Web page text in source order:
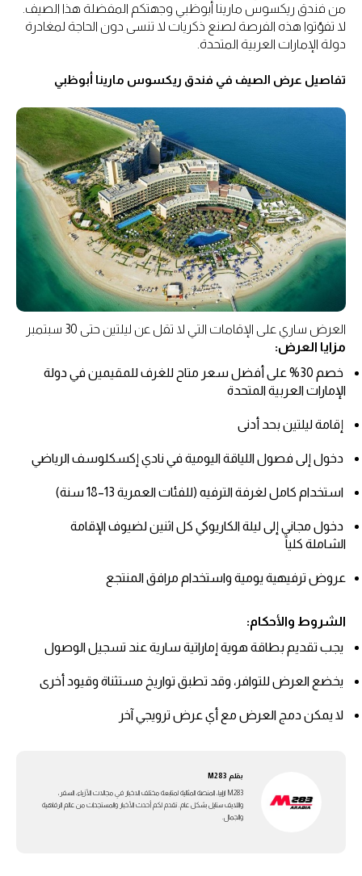
من فندق ريكسوس مارينا أبوظبي وجهتكم المفضلة هذا الصيف.
لا تفوّتوا هذه الفرصة لصنع ذكريات لا تنسى دون الحاجة لمغادرة
دولة الإمارات العربية المتحدة.
تفاصيل عرض الصيف في فندق ريكسوس مارينا أبوظبي
العرض ساري على الإقامات التي لا تقل عن ليلتين حتى 30 سبتمبر
مزايا العرض:
خصم 30% على أفضل سعر متاح للغرف للمقيمين في دولة
الإمارات العربية المتحدة
إقامة ليلتين بحد أدنى
دخول إلى فصول اللياقة اليومية في نادي إكسكلوسف الرياضي
استخدام كامل لغرفة الترفيه (للفئات العمرية 13–18 سنة)
دخول مجاني إلى ليلة الكاريوكي كل اثنين لضيوف الإقامة
الشاملة كلياً
عروض ترفيهية يومية واستخدام مرافق المنتجع
الشروط والأحكام:
يجب تقديم بطاقة هوية إماراتية سارية عند تسجيل الوصول
يخضع العرض للتوافر، وقد تطبق تواريخ مستثناة وقيود أخرى
لا يمكن دمج العرض مع أي عرض ترويجي آخر
بقلم M283
M283 ارابيا، المنصة المثالية لمتابعة مختلف الاخبار في مجالات الأزياء، السفر،
واللايف ستايل بشكل عام. تقدم لكم أحدث الأخبار والمستجدات من عالم الرفاهية
والجمال.